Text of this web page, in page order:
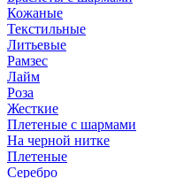
Кожаные
Текстильные
Литьевые
Рамзес
Лайм
Роза
Жесткие
Плетеные с шармами
На черной нитке
Плетеные
Серебро